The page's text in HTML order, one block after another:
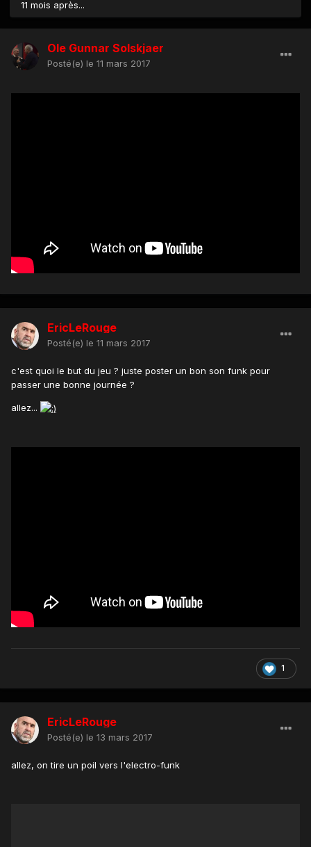
11 mois après...
Ole Gunnar Solskjaer
Posté(e) le 11 mars 2017
EricLeRouge
Posté(e) le 11 mars 2017
c'est quoi le but du jeu ? juste poster un bon son funk pour
passer une bonne journée ?
allez...
1
EricLeRouge
Posté(e) le 13 mars 2017
allez, on tire un poil vers l'electro-funk